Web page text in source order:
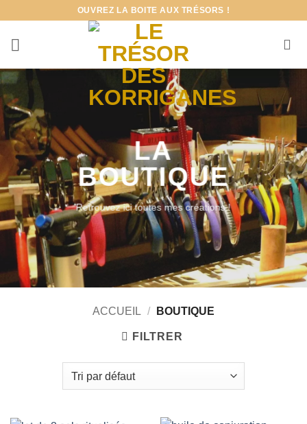
contenu
OUVREZ LA BOITE AUX TRÉSORS !
LA
BOUTIQUE
Retrouvez ici toutes mes créations !
ACCUEIL / BOUTIQUE
FILTRER